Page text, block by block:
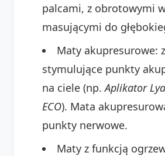
palcami, z obrotowymi
masującymi do
Maty akupresurowe:
stymulujące punkty
na ciele (np.Aplikator
ECO). Mata
punkty nerwowe.
Maty z funkcją